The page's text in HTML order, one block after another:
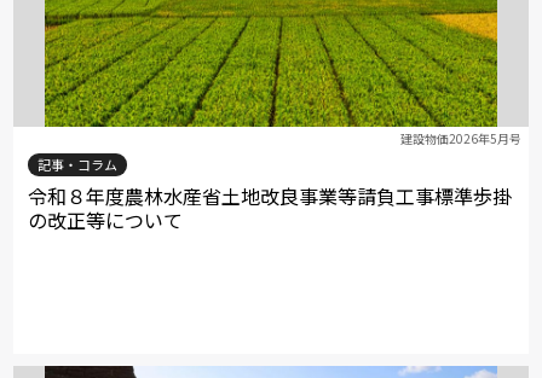
建設物価2026年5月号
記事・コラム
令和８年度農林水産省土地改良事業等請負工事標準歩掛
の改正等について